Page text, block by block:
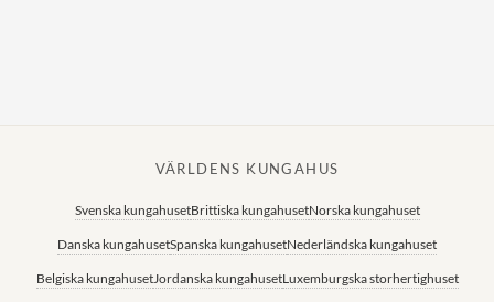
VÄRLDENS KUNGAHUS
Svenska kungahusetBrittiska kungahusetNorska kungahuset
Danska kungahusetSpanska kungahusetNederländska kungahuset
Belgiska kungahusetJordanska kungahusetLuxemburgska storhertighuset